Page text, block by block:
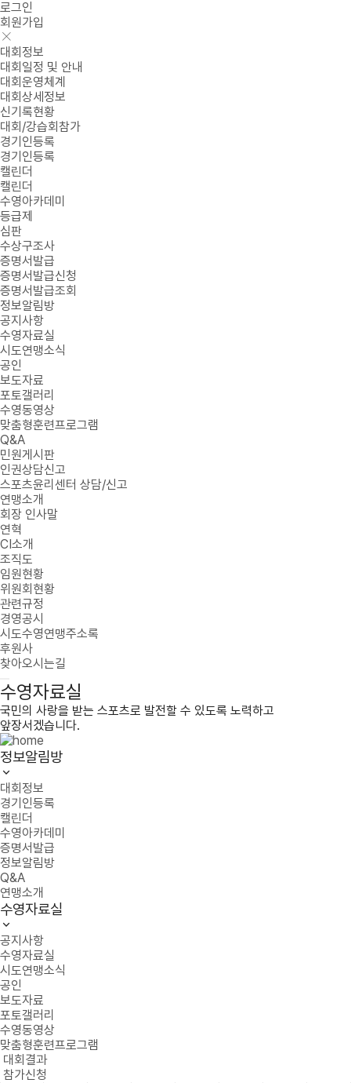
로그인
회원가입
대회정보
대회일정 및 안내
대회운영체계
대회상세정보
신기록현황
대회/강습회참가
경기인등록
경기인등록
캘린더
캘린더
수영아카데미
등급제
심판
수상구조사
증명서발급
증명서발급신청
증명서발급조회
정보알림방
공지사항
수영자료실
시도연맹소식
공인
보도자료
포토갤러리
수영동영상
맞춤형훈련프로그램
Q&A
민원게시판
인권상담신고
스포츠윤리센터 상담/신고
연맹소개
회장 인사말
연혁
CI소개
조직도
임원현황
위원회현황
관련규정
경영공시
시도수영연맹주소록
후원사
찾아오시는길
수영자료실
국민의 사랑을 받는 스포츠로 발전할 수 있도록 노력하고
앞장서겠습니다.
정보알림방
대회정보
경기인등록
캘린더
수영아카데미
증명서발급
정보알림방
Q&A
연맹소개
수영자료실
공지사항
수영자료실
시도연맹소식
공인
보도자료
포토갤러리
수영동영상
맞춤형훈련프로그램
대회결과
참가신청